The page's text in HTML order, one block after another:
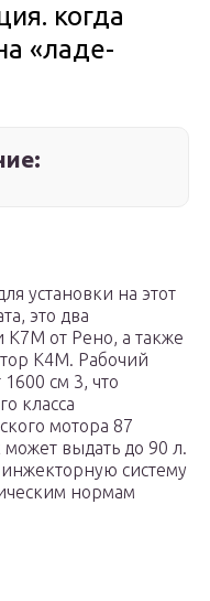
когда
«ладе-
установки на этот
это два
К7М от Рено, а также
К4М. Рабочий
см 3, что
класса
мотора 87
выдать до 90 л.
систему
нормам